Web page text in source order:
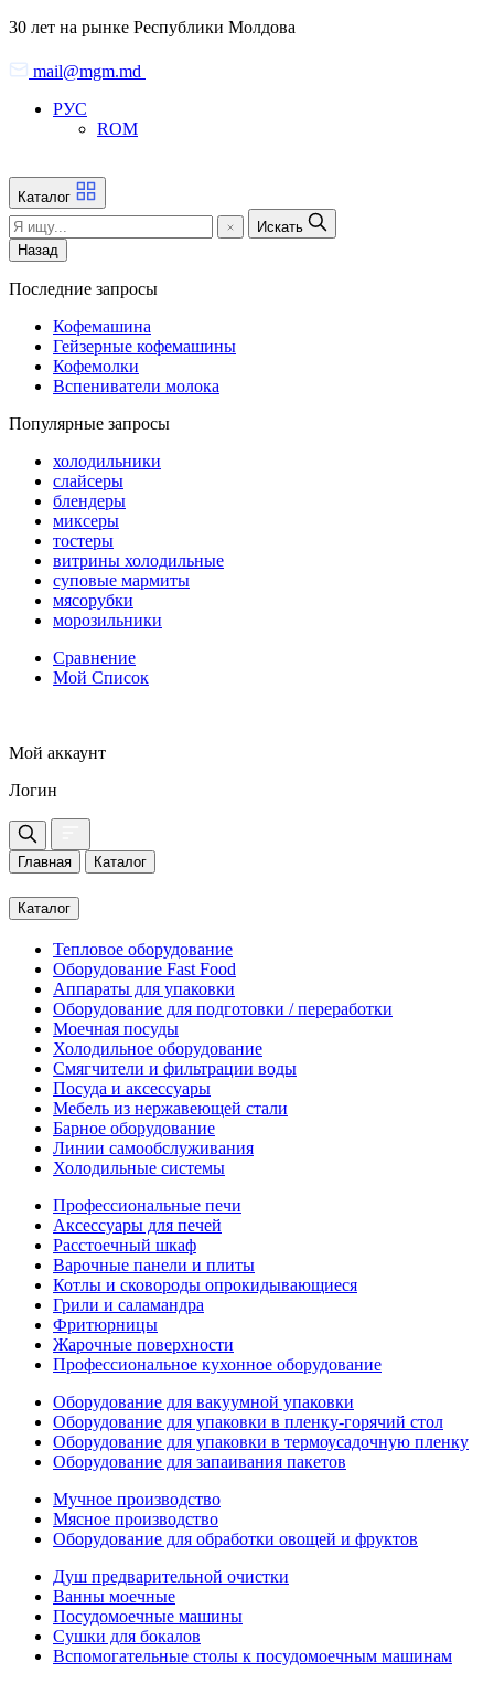
Skip
the
content
30 лет на рынке Республики Молдова
mail@mgm.md
РУС
ROM
Каталог
Искать
Назад
Последние запросы
Кофемашина
Гейзерные кофемашины
Кофемолки
Вспениватели молока
Популярные запросы
холодильники
слайсеры
блендеры
миксеры
тостеры
витрины холодильные
суповые мармиты
мясорубки
морозильники
Сравнение
Мой Список
Мой аккаунт
Логин
Главная Каталог
Каталог
Тепловое оборудование
Оборудование Fast Food
Аппараты для упаковки
Оборудование для подготовки / переработки
Моечная посуды
Холодильное оборудование
Смягчители и фильтрации воды
Посуда и аксессуары
Мебель из нержавеющей стали
Барное оборудование
Линии самообслуживания
Холодильные системы
Профессиональные печи
Аксессуары для печей
Расстоечный шкаф
Варочные панели и плиты
Котлы и сковороды опрокидывающиеся
Грили и саламандра
Фритюрницы
Жарочные поверхности
Профессиональное кухонное оборудование
Оборудование для вакуумной упаковки
Оборудование для упаковки в пленку-горячий стол
Оборудование для упаковки в термоусадочную пленку
Оборудование для запаивания пакетов
Мучное производство
Мясное производство
Оборудование для обработки овощей и фруктов
Душ предварительной очистки
Ванны моечные
Посудомоечные машины
Сушки для бокалов
Вспомогательные столы к посудомоечным машинам